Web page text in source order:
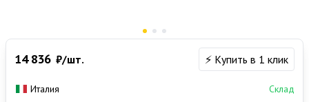
14 836 ₽/шт. ⚡ Купить в 1 клик
Италия Склад